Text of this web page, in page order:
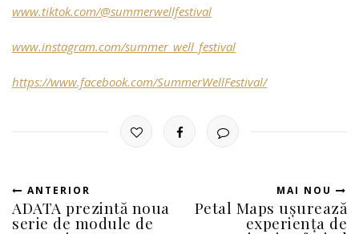
www.tiktok.com/@summerwellfestival
www.instagram.com/summer_well_festival
https://www.facebook.com/SummerWellFestival/
ANTERIOR
ADATA prezintă noua
serie de module de
MAI NOU
Petal Maps ușurează
experiența de